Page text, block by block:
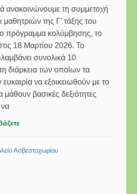
ανακοινώνουμε τη συμμετοχή
της Γ’ τάξης του
πρόγραμμα κολύμβησης, το
18 Μαρτίου 2026. Το
συνολικά 10
διάρκεια των οποίων τα
ευκαιρία να εξοικειωθούν με το
μάθουν βασικές δεξιότητες
Ασβεστοχωρίου